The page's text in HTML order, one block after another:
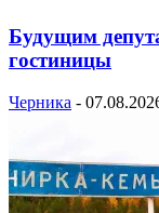
Будущим
гостиницы
Черника -